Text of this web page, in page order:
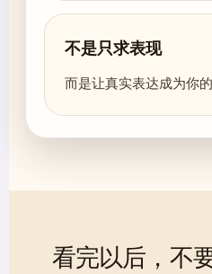
不是只求表现
而是让真实表达成为你的
看完以后，不